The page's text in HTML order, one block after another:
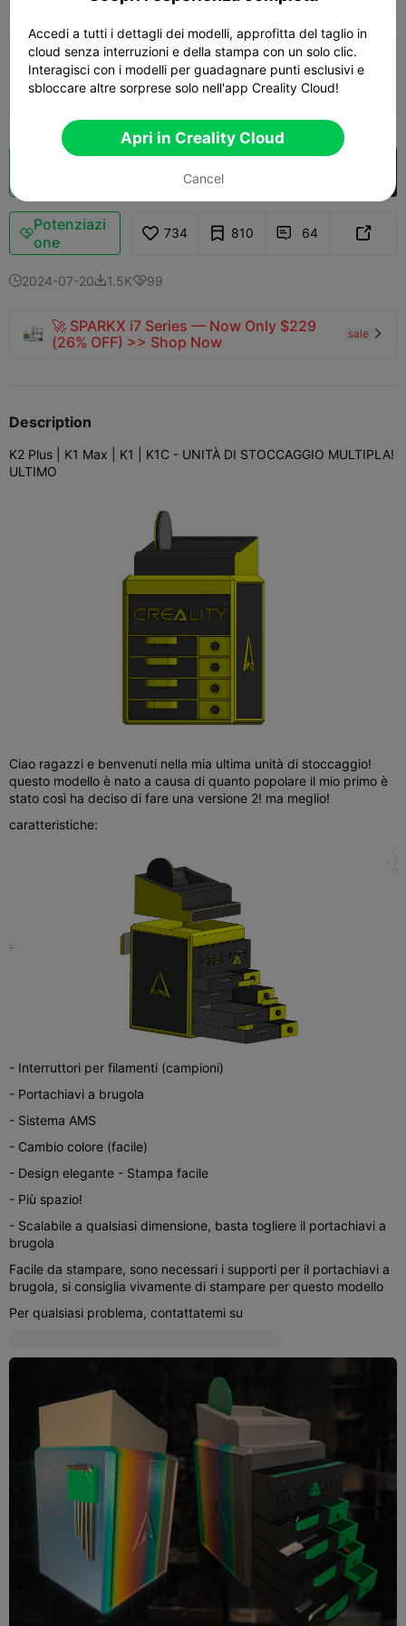
strato da 0,2 mm, 2 pareti, riempimento al
15%
 2d 11h  8 plates  1106.30g
Apri in Creality Cloud
Potenziazi
one
734 810  64 
2024-07-201.5K99
🚀 SPARKX i7 Series — Now Only $229
(26% OFF) >> Shop Now
sale 
Description
K2 Plus | K1 Max | K1 | K1C - UNITÀ DI STOCCAGGIO MULTIPLA!
ULTIMO
Ciao ragazzi e benvenuti nella mia ultima unità di stoccaggio!
questo modello è nato a causa di quanto popolare il mio primo è
stato così ha deciso di fare una versione 2! ma meglio!
caratteristiche:
- Interruttori per filamenti (campioni)
- Portachiavi a brugola
- Sistema AMS
- Cambio colore (facile)
- Design elegante - Stampa facile
- Più spazio!
- Scalabile a qualsiasi dimensione, basta togliere il portachiavi a
brugola
Facile da stampare, sono necessari i supporti per il portachiavi a
brugola, si consiglia vivamente di stampare per questo modello
Per qualsiasi problema, contattatemi su
Accedi a tutti i dettagli dei modelli, approfitta del taglio in
cloud senza interruzioni e della stampa con un solo clic.
Interagisci con i modelli per guadagnare punti esclusivi e
sbloccare altre sorprese solo nell'app Creality Cloud!
Apri in Creality Cloud
Cancel